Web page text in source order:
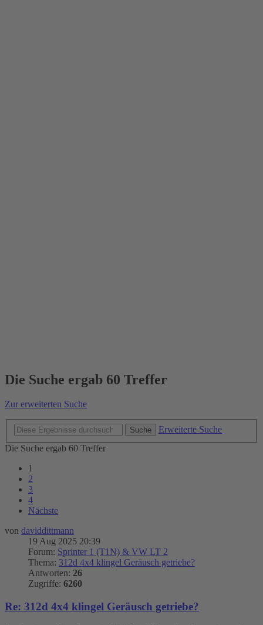
Die Suche ergab 60 Treffer
Zur erweiterten Suche
Suche
Erweiterte Suche
Die Suche ergab 60 Treffer
1
2
3
4
Nächste
von daviddittmann
19 Aug 2025 20:39
Forum: Sprinter 1 (T1N) & VW LT 2
Thema: 312d 4x4 klingel Geräusch getriebe?
Antworten: 26
Zugriffe: 6260
Re: 312d 4x4 klingel Geräusch getriebe?